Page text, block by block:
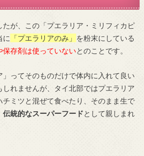
たが、この「プエラリア・ミリフィカピ
に
「プエラリアのみ」
を粉末にしている
保存剤は使っていないとのことです。
ってそのものだけで体内に入れて良い
れませんが、タイ北部ではプエラリア
ミツと混ぜて食べたり、そのまま生で
伝統的なスーパーフード として親しまれ